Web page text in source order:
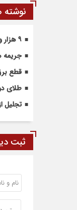
نوشته
۹ هزار ورزشکار سازمان یافته در شهرستان شهرضا فعالیت می کنند
جریمه
قطع
طلای
تجلیل
ثبت